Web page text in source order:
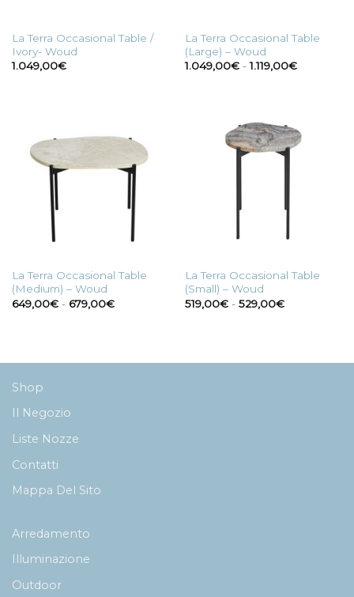
La Terra Occasional Table /
Ivory- Woud
1.049,00€
La Terra Occasional Table
(Large) – Woud
1.049,00€ - 1.119,00€Fascia
1.119,00€
La Terra Occasional Table
(Medium) – Woud
649,00€ - 679,00€Fascia
679,00€
La Terra Occasional Table
(Small) – Woud
519,00€ - 529,00€Fascia
529,00€
Shop
Il Negozio
Liste Nozze
Contatti
Mappa Del Sito
Arredamento
Illuminazione
Outdoor